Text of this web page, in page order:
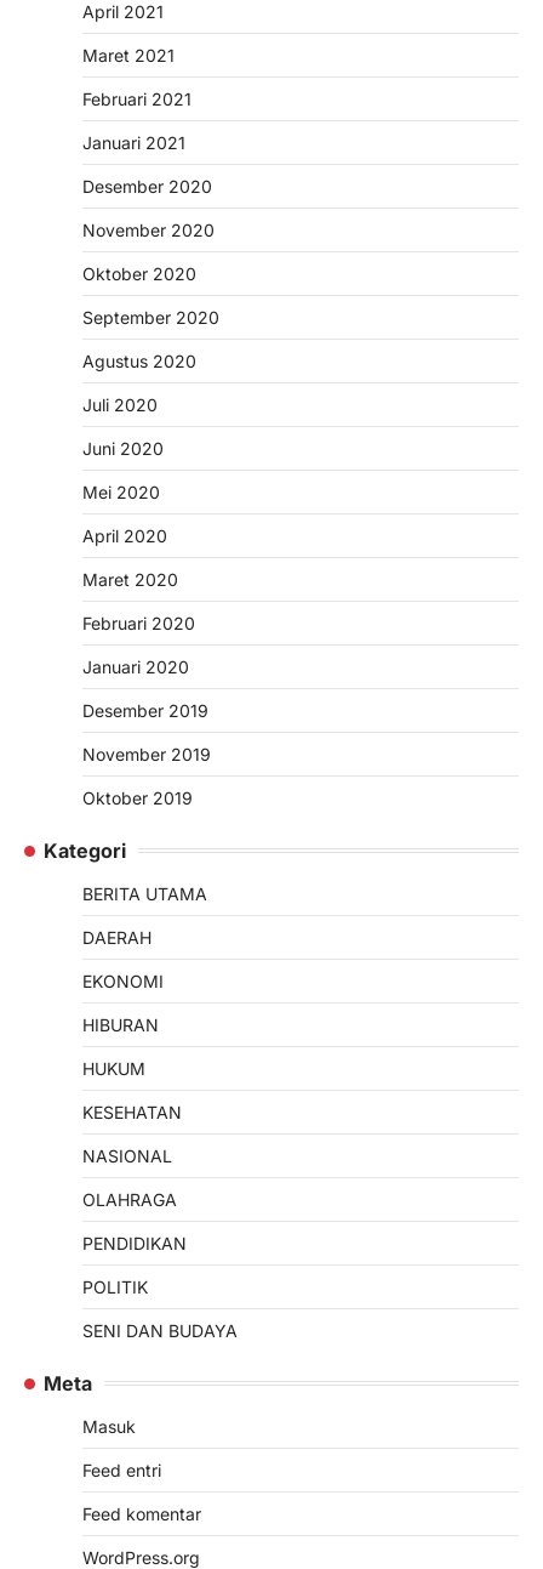
April 2021
Maret 2021
Februari 2021
Januari 2021
Desember 2020
November 2020
Oktober 2020
September 2020
Agustus 2020
Juli 2020
Juni 2020
Mei 2020
April 2020
Maret 2020
Februari 2020
Januari 2020
Desember 2019
November 2019
Oktober 2019
Kategori
BERITA UTAMA
DAERAH
EKONOMI
HIBURAN
HUKUM
KESEHATAN
NASIONAL
OLAHRAGA
PENDIDIKAN
POLITIK
SENI DAN BUDAYA
Meta
Masuk
Feed entri
Feed komentar
WordPress.org